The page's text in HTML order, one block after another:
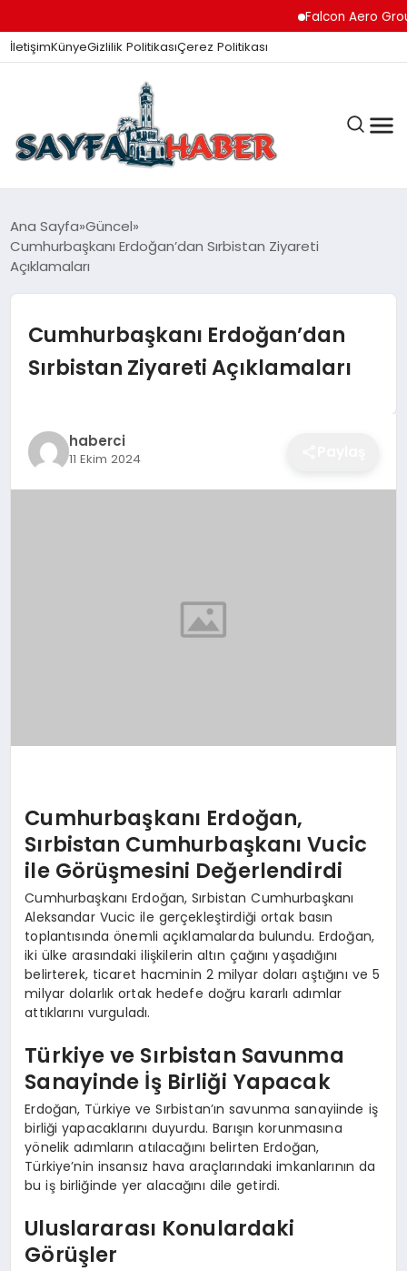
Falcon Aero
İletişimKünyeGizlilik PolitikasıÇerez Politikası
ANA SAYFA
GÜNDEM
İZMIR HABERLERI
EKONOMI
Ana Sayfa Güncel
Cumhurbaşkanı Erdoğan’dan Sırbistan Ziyareti
Açıklamaları
Cumhurbaşkanı Erdoğan’dan
Sırbistan Ziyareti Açıklamaları
haberci
11 Ekim 2024
Cumhurbaşkanı Erdoğan,
Sırbistan Cumhurbaşkanı Vucic
ile Görüşmesini Değerlendirdi
Cumhurbaşkanı Erdoğan, Sırbistan Cumhurbaşkanı
Aleksandar Vucic ile gerçekleştirdiği ortak basın
toplantısında önemli açıklamalarda bulundu. Erdoğan,
iki ülke arasındaki ilişkilerin altın çağını yaşadığını
belirterek, ticaret hacminin 2 milyar doları aştığını ve 5
milyar dolarlık ortak hedefe doğru kararlı adımlar
attıklarını vurguladı.
Türkiye ve Sırbistan Savunma
Sanayinde İş Birliği Yapacak
Erdoğan, Türkiye ve Sırbistan’ın savunma sanayiinde iş
birliği yapacaklarını duyurdu. Barışın korunmasına
yönelik adımların atılacağını belirten Erdoğan,
Türkiye’nin insansız hava araçlarındaki imkanlarının da
bu iş birliğinde yer alacağını dile getirdi.
Uluslararası Konulardaki
Görüşler